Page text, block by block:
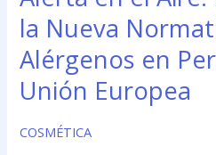
la Nueva
Alérgenos en
Unión Europea
COSMÉTICA